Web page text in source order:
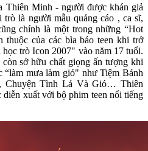
Thiên Minh - người được khán giả
là người mẫu quảng cáo , ca sĩ,
chính là một trong những “Hot
thuộc của các bìa báo teen khi trở
trò Icon 2007" vào năm 17 tuổi.
sở hữu chất giọng ấn tượng khi
“làm mưa làm gió" như Tiệm Bánh
Chuyện Tình Lá Và Gió… Thiên
xuất với bộ phim teen nổi tiếng